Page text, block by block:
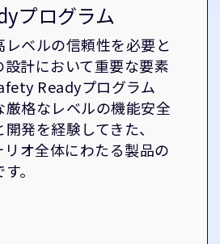
プログラム
ベルの信頼性を必要と
設計において重要な要素
Readyプログラム
厳格なレベルの機能安全
発を経験してきた、
オ全体にわたる製品の
。